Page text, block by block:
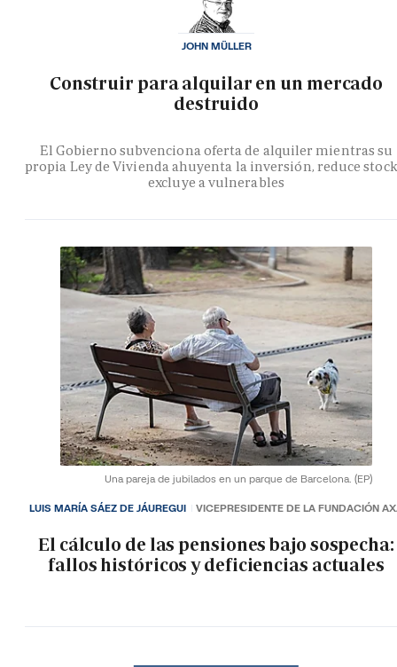
Construir para alquilar en un mercado
destruido
El Gobierno subvenciona oferta de alquiler mientras su
propia Ley de Vivienda ahuyenta la inversión, reduce
excluye a vulnerables
JOHN MÜLLER
Una pareja de jubilados en un parque de Barcelona. (EP)
El cálculo de las pensiones bajo sospecha:
fallos históricos y deficiencias actuales
LUIS MARÍA SÁEZ DE JÁUREGUI VICEPRESIDENTE DE LA FUNDACIÓN